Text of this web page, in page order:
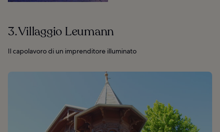
3. Villaggio Leumann
Il capolavoro di un imprenditore illuminato